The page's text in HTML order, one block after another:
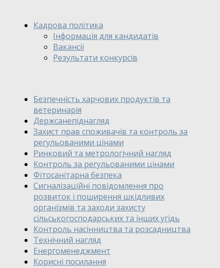
Кадрова політика
Інформація для кандидатів
Вакансії
Результати конкурсів
Безпечність харчових продуктів та
ветеринарія
Держсанепіднагляд
Захист прав споживачів та контроль за
регульованими цінами
Ринковий та метрологічний нагляд
Контроль за регульованими цінами
Фітосанітарна безпека
Сигналізаційні повідомлення про
розвиток і поширення шкідливих
організмів та заходи захисту
сільськогосподарських та інших угідь
Контроль насінництва та розсадництва
Технічний нагляд
Енергоменеджмент
Корисні посилання